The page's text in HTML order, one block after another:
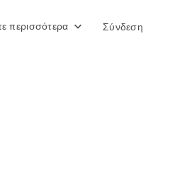
περισσότερα Σύνδεση